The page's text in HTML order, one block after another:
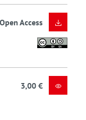
Open Access
3,00 €